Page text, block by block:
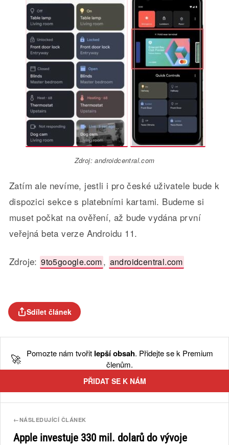
Zdroj: androidcentral.com
Zatím ale nevíme, jestli i pro české uživatele bude k
dispozici sekce s platebními kartami. Budeme si
muset počkat na ověření, až bude vydána první
veřejná beta verze Androidu 11.
Zdroje: 9to5google.com, androidcentral.com
Sdílet článek
🚀 Pomozte nám tvořit lepší obsah. Přidejte se k Premium
členům.
PŘIDAT SE K NÁM
←NÁSLEDUJÍCÍ ČLÁNEK
Apple investuje 330 mil. dolarů do vývoje